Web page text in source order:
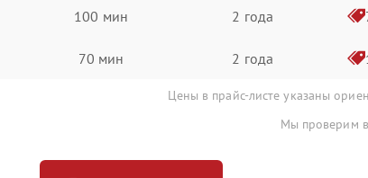
100 мин 2 года
70 мин 2 года
Цены в прайс-листе указаны
Мы проверим